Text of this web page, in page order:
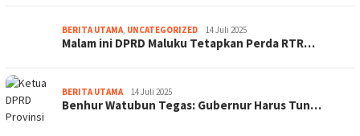
BERITA UTAMA, UNCATEGORIZED 14 Juli 2025
Malam ini DPRD Maluku Tetapkan Perda RTR…
BERITA UTAMA 14 Juli 2025
Benhur Watubun Tegas: Gubernur Harus Tun…